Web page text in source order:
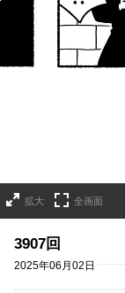
拡大 全画面
3907回
2025年06月02日